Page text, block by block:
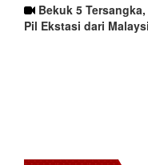
Bekuk 5
Pil Ekstasi dari